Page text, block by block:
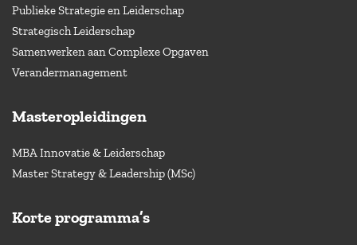
Publieke Strategie en Leiderschap
Strategisch Leiderschap
Samenwerken aan Complexe Opgaven
Verandermanagement
Masteropleidingen
MBA Innovatie & Leiderschap
Master Strategy & Leadership (MSc)
Korte programma’s